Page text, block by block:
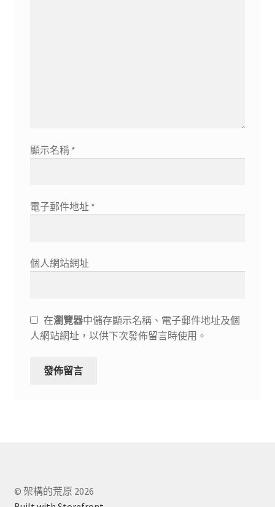
顯示名稱 *
電子郵件地址 *
個人網站網址
在瀏覽器中儲存顯示名稱、電子郵件地址及個
人網站網址，以供下次發佈留言時使用。
© 架構的荒原 2026